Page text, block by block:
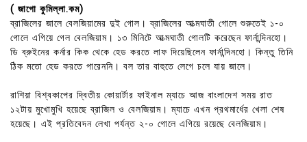
( জাগো কুমিল্লা.কম)
ব্রাজিলের জালে বেলজিয়ামের দুই গোল। ব্রাজিলের আত্মঘাতী গোলে শুরুতেই ১-০
গোলে এগিয়ে গেল বেলজিয়াম। ১৩ মিনিটে আত্মঘাতী গোলটি করেছেন ফার্নান্দিনহো।
ডি ব্রুইনের কর্নার কিক থেকে হেড করতে লাফ দিয়েছিলেন ফার্নান্দিনহো। কিন্তু তিনি
ঠিক মতো হেড করতে পারেননি। বল তার বাহুতে লেগে চলে যায় জালে।
রাশিয়া বিশ্বকাপের দ্বিতীয় কোয়ার্টার ফাইনাল ম্যাচে আজ বাংলাদেশ সময় রাত
১২টায় মুখোমুখি হয়েছে ব্রাজিল ও বেলজিয়াম। ম্যাচে এখন প্রথমার্ধের খেলা শেষ
হয়েছে। এই প্রতিবেদন লেখা পর্যন্ত ২-০ গোলে এগিয়ে রয়েছে বেলজিয়াম।